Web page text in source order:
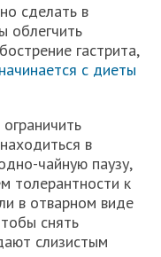
сделать в
облегчить
гастрита,
с диеты
в
чайную паузу,
толерантности к
в отварном виде
снять
слизистым